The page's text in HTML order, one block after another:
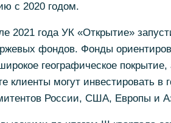
с 2020 годом.
2021 года УК «Открытие»
фондов. Фонды
географическое покрытие,
клиенты могут инвестировать
России, США, Европы и